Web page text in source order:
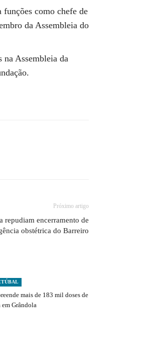
funções como chefe de
da Assembleia do
na Assembleia da
Próximo artigo
repudiam encerramento de
obstétrica do Barreiro
mais de 183 mil doses de
em Grândola